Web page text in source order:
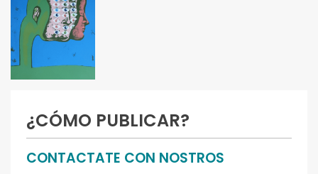
¿CÓMO PUBLICAR?
CONTACTATE CON NOSTROS